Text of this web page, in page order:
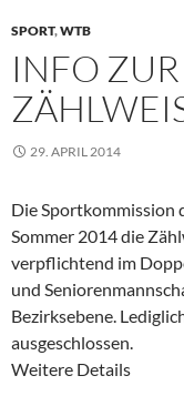
SPORT,WTB
INFO
29. APRIL 2014
Die Sportkommission
Sommer 2014 die
verpflichtend im
und
Bezirksebene.
ausgeschlossen.
Weitere Details